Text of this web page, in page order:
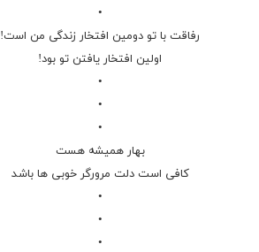
•
ﺭﻓﺎﻗﺖ ﺑﺎ ﺗﻮ ﺩﻭﻣﯿﻦ اﻓﺘﺨﺎﺭ ﺯﻧﺪﮔﯽ ﻣﻦ ﺍﺳت!
ﺍﻭﻟﯿﻦ ﺍﻓﺘﺨﺎﺭ ﯾﺎﻓﺘﻦ ﺗﻮ ﺑﻮﺩ!
•
•
•
بهار همیشه هست
کافی است دلت مرورگر خوبی ها باشد
•
•
•